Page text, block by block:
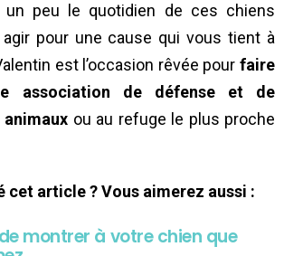
un peu le quotidien de ces chiens
agir pour une cause qui vous tient à
est l’occasion rêvée pour faire
association de défense et de
ou au refuge le plus proche
cet article ? Vous aimerez aussi :
montrer à votre chien que